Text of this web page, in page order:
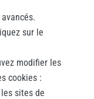
sur le
modifier les
cookies :
sites de